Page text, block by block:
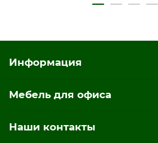
Информация
Мебель для офиса
Наши контакты